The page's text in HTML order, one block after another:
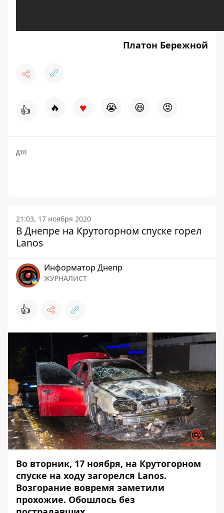
Платон Бережной
👍 🔥 ♥ 😭 😆 😡
ДТП
21:03, 17 ноября 2020
В Днепре на Крутогорном спуске горел
Lanos
Информатор Днепр
ЖУРНАЛИСТ
👍
Во вторник, 17 ноября, на Крутогорном
спуске на ходу загорелся Lanos.
Возгорание вовремя заметили
прохожие. Обошлось без